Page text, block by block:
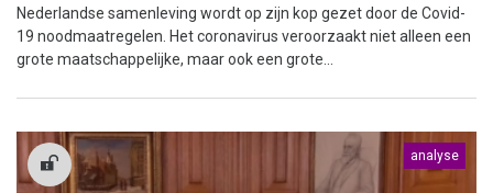
Nederlandse samenleving wordt op zijn kop gezet door de Covid-
19 noodmaatregelen. Het coronavirus veroorzaakt niet alleen een
grote maatschappelijke, maar ook een grote...
analyse